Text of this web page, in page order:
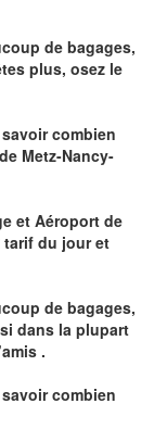
de bagages,
plus, osez le
combien
Metz-Nancy-
et Aéroport de
tarif du jour et
de bagages,
dans la plupart
.
combien